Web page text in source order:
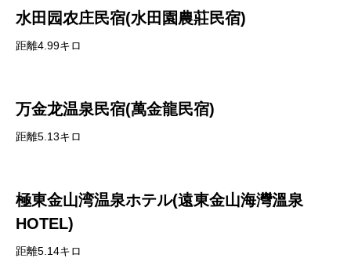
水田园农庄民宿(水田園農莊民宿)
距離4.99キロ
万金龙温泉民宿(萬金龍民宿)
距離5.13キロ
極東金山湾温泉ホテル(遠東金山海灣溫泉
HOTEL)
距離5.14キロ